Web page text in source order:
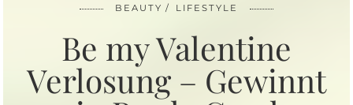
BEAUTY LIFESTYLE
Be my Valentine
Verlosung – Gewinnt